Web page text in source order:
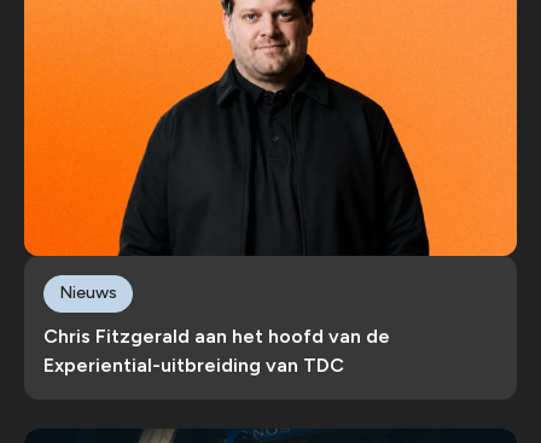
Chris Fitzgerald aan het hoofd van de
Experiential-uitbreiding van TDC
Nieuws